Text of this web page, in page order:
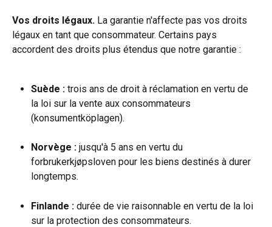
Vos droits légaux. La garantie n'affecte pas vos droits
légaux en tant que consommateur. Certains pays
accordent des droits plus étendus que notre garantie :
Suède : trois ans de droit à réclamation en vertu de
la loi sur la vente aux consommateurs
(konsumentköplagen).
Norvège : jusqu'à 5 ans en vertu du
forbrukerkjøpsloven pour les biens destinés à durer
longtemps.
Finlande : durée de vie raisonnable en vertu de la loi
sur la protection des consommateurs.